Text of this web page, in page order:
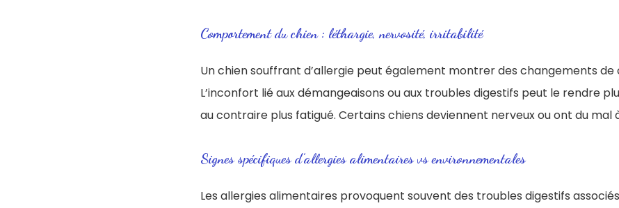
Comportement du chien : léthargie, nervosité, irritabilité
Un chien souffrant d’allergie peut également montrer des changements
L’inconfort lié aux démangeaisons ou aux troubles digestifs peut le rendre
au contraire plus fatigué. Certains chiens deviennent nerveux ou ont du mal
Signes spécifiques d’allergies alimentaires vs environnementales
Les allergies alimentaires provoquent souvent des troubles digestifs